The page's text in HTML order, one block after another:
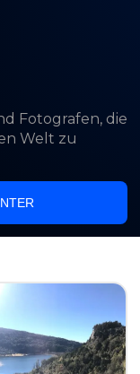
Fotografen, die
Welt zu